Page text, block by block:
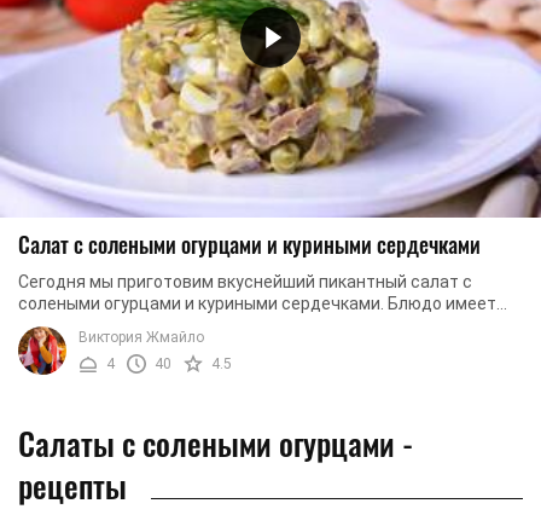
Салат с солеными огурцами и куриными сердечками
Сегодня мы приготовим вкуснейший пикантный салат с
солеными огурцами и куриными сердечками. Блюдо имеет
уникальные вкусовые характеристики, ведь оно ...
Виктория Жмайло
4
40 4.5
Салаты с солеными огурцами -
рецепты